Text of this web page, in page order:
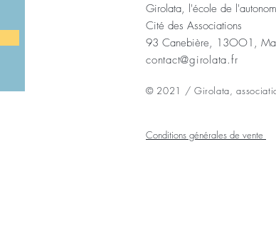
Girolata, l'école de
Cité des Associations
93 Canebière, 13OO1,
contact@girolata.fr
© 2021 / Girolata,
Conditions générales de vente